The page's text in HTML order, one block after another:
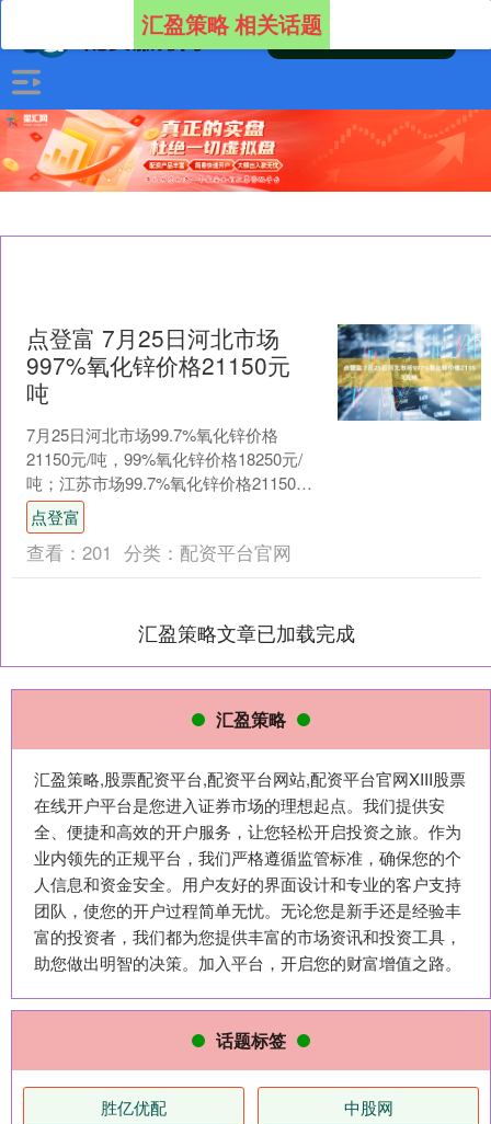
汇盈策略 相关话题
点登富 7月25日河北市场
997%氧化锌价格21150元
吨
7月25日河北市场99.7%氧化锌价格
21150元/吨，99%氧化锌价格18250元/
吨；江苏市场99.7%氧化锌价格21150元/
吨；山东市场99.7%氧化锌....
点登富
查看： 201 分类： 配资平台官网
汇盈策略文章已加载完成
汇盈策略
汇盈策略,股票配资平台,配资平台网站,配资平台官网XIII‌股票
在线开户平台是您进入证券市场的理想起点。我们提供安
全、便捷和高效的开户服务，让您轻松开启投资之旅。作为
业内领先的正规平台，我们严格遵循监管标准，确保您的个
人信息和资金安全。用户友好的界面设计和专业的客户支持
团队，使您的开户过程简单无忧。无论您是新手还是经验丰
富的投资者，我们都为您提供丰富的市场资讯和投资工具，
助您做出明智的决策。加入平台，开启您的财富增值之路。
话题标签
胜亿优配 中股网